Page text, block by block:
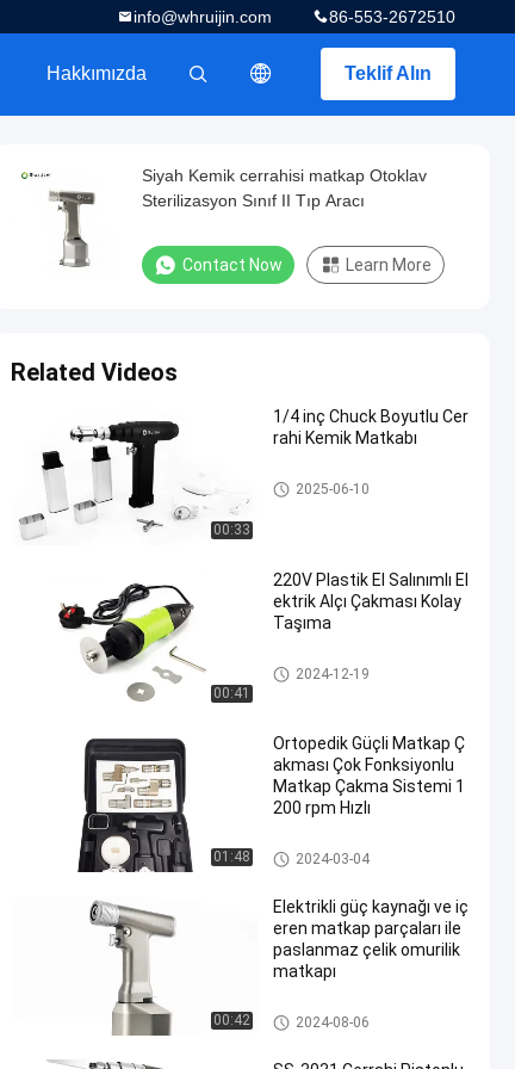
86-553-2672510
info@whruijin.com
Teklif Alın
Hakkımızda
Siyah Kemik cerrahisi matkap Otoklav
Sterilizasyon Sınıf II Tıp Aracı
Contact Now Learn More
Related Videos
00:33
1/4 inç Chuck Boyutlu Cer
rahi Kemik Matkabı
Cerrahi Kemik Matkap
2025-06-10
00:41
220V Plastik El Salınımlı El
ektrik Alçı Çakması Kolay
Taşıma
Elektrikli Alçı Testere
2024-12-19
01:48
Ortopedik Güçli Matkap Ç
akması Çok Fonksiyonlu
Matkap Çakma Sistemi 1
200 rpm Hızlı
Çok Fonksiyonlu Matkap Test
ere Sistemi
2024-03-04
00:42
Elektrikli güç kaynağı ve iç
eren matkap parçaları ile
paslanmaz çelik omurilik
matkapı
Omurga Matkap
2024-08-06